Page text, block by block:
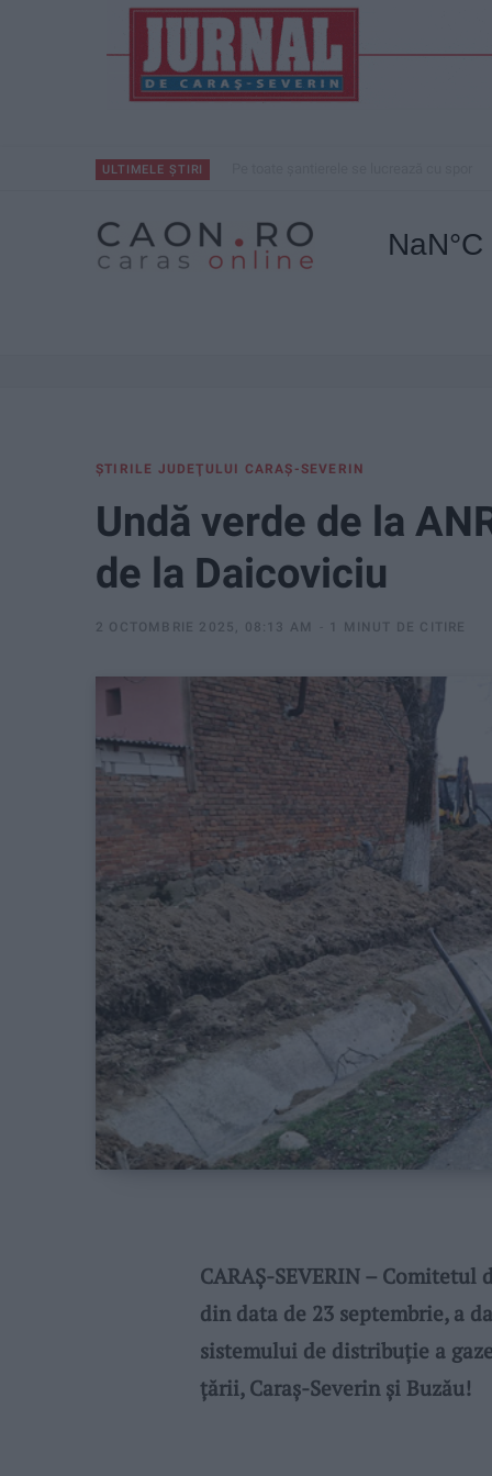
ULTIMELE ȘTIRI
ŞTIRILE JUDEŢULUI CARAŞ-SEVERIN
Undă verde de la
de la Daicoviciu
2 OCTOMBRIE 2025, 08:13 AM 1 MINUT DE CITIRE
CARAȘ-SEVERIN –
din data de 23 septembrie, a
sistemului de distribuție a
țării, Caraș-Severin și Buzău!